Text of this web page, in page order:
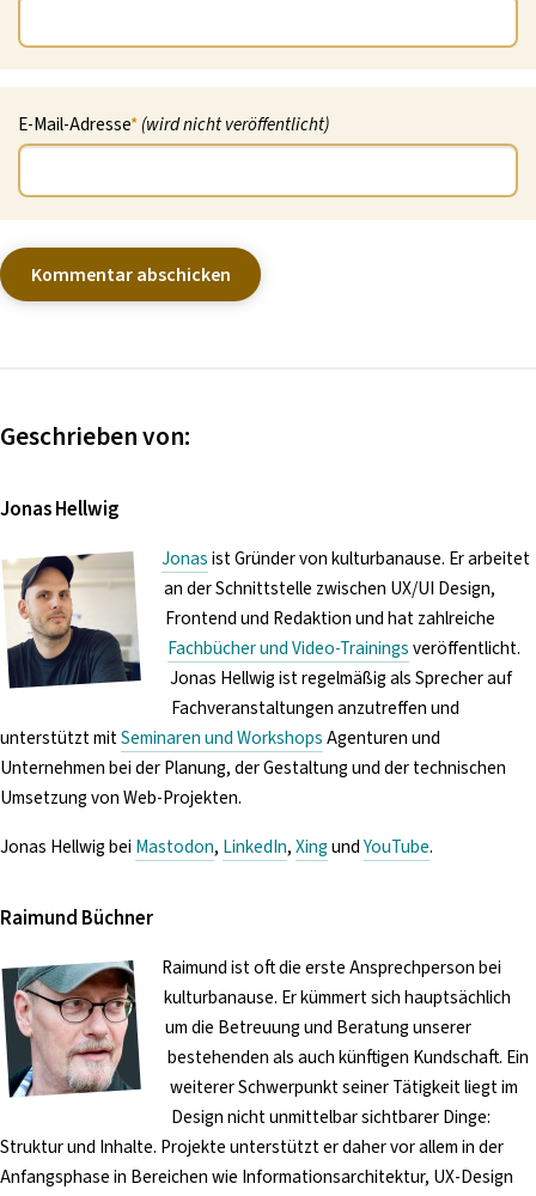
E-Mail-Adresse*(wird nicht veröffentlicht)
Geschrieben von:
Jonas Hellwig
Jonasist Gründer von kulturbanause. Er arbeitet
an der Schnittstelle zwischen UX/UI Design,
Frontend und Redaktion und hat zahlreiche
Fachbücher und Video-Trainingsveröffentlicht.
Jonas Hellwig ist regelmäßig als Sprecher auf
Fachveranstaltungen anzutreffen und
unterstützt mitSeminaren und WorkshopsAgenturen und
Unternehmen bei der Planung, der Gestaltung und der technischen
Umsetzung von Web-Projekten.
Jonas Hellwig bei Mastodon, LinkedIn,XingundYouTube.
Raimund Büchner
Raimund ist oft die erste Ansprechperson bei
kulturbanause. Er kümmert sich hauptsächlich
um die Betreuung und Beratung unserer
bestehenden als auch künftigen Kundschaft. Ein
weiterer Schwerpunkt seiner Tätigkeit liegt im
Design nicht unmittelbar sichtbarer Dinge:
Struktur und Inhalte. Projekte unterstützt er daher vor allem in der
Anfangsphase in Bereichen wie Informationsarchitektur, UX-Design